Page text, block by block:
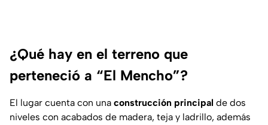
¿Qué hay en el terreno que
perteneció a “El Mencho”?
El lugar cuenta con una construcción principal de dos
niveles con acabados de madera, teja y ladrillo, además